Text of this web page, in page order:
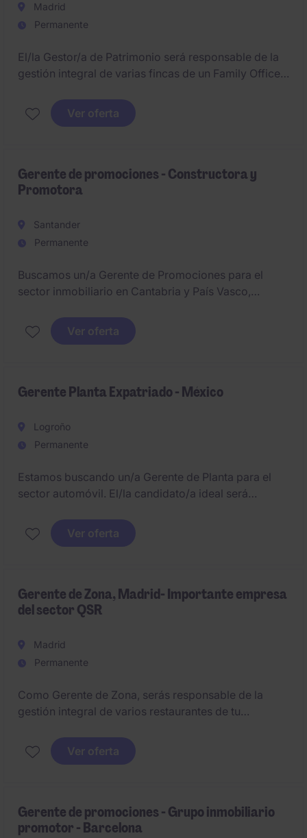
Madrid
Permanente
El/la Gestor/a de Patrimonio será responsable de la
gestión integral de varias fincas de un Family Office,
humano. Su misión será asegurar la conservación y
revalorización del patrimonio, gestionando
normativo, actuando como interlocutor con
propiedad y administraciones.
Ver oferta
Gerente de promociones - Constructora y
Promotora
Santander
Permanente
Buscamos un/a Gerente de Promociones para el
sector inmobiliario en Cantabria y País Vasco,
gestionar promociones de principio a fin.
Ver oferta
Gerente Planta Expatriado - México
Logroño
Permanente
Estamos buscando un/a Gerente de Planta para el
sector automóvil. El/la candidato/a ideal será
tamaño medio y volverá después a la central en
España.
Ver oferta
Gerente de Zona, Madrid- Importante empresa
del sector QSR
Madrid
Permanente
Como Gerente de Zona, serás responsable de la
gestión integral de varios restaurantes de tu
de los estándares operativos, alcanzar los objetivos
de ventas y rentabilidad, y desarrollar a los equipos
Ver oferta
Gerente de promociones - Grupo inmobiliario
promotor - Barcelona